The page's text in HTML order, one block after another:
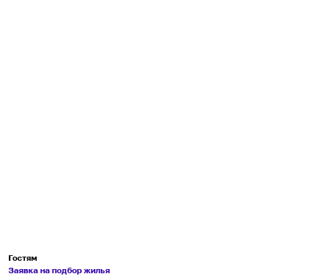
Гостям
Заявка на подбор жилья